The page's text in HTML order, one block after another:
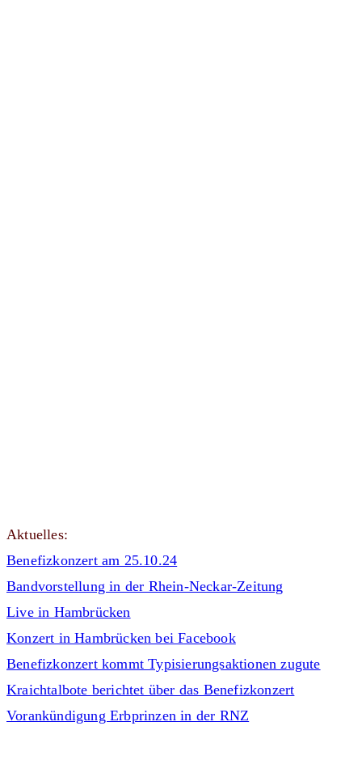
Aktuelles:
Benefizkonzert am 25.10.24
Bandvorstellung in der Rhein-Neckar-Zeitung
Live in Hambrücken
Konzert in Hambrücken bei Facebook
Benefizkonzert kommt Typisierungsaktionen zugute
Kraichtalbote berichtet über das Benefizkonzert
Vorankündigung Erbprinzen in der RNZ